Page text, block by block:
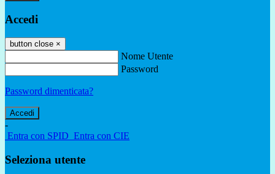
Accedi
button close ×
Nome Utente
Password
Password dimenticata?
-
Entra con SPID Entra con CIE
Seleziona utente